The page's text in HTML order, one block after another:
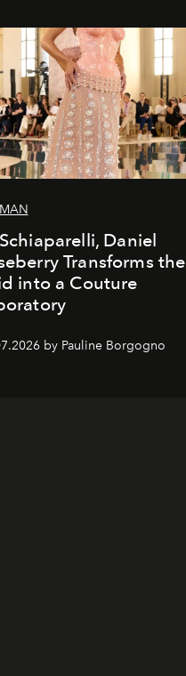
Daniel
Transforms the
into a Couture
by Pauline Borgogno